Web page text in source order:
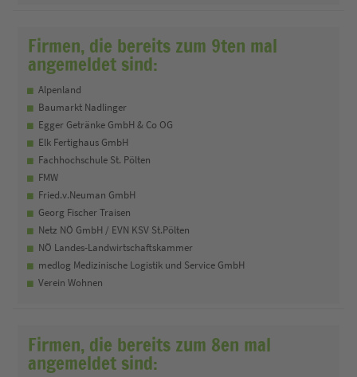
Firmen, die bereits zum 9ten mal
angemeldet sind:
Alpenland
Baumarkt Nadlinger
Egger Getränke GmbH & Co OG
Elk Fertighaus GmbH
Fachhochschule St. Pölten
FMW
Fried.v.Neuman GmbH
Georg Fischer Traisen
Netz NÖ GmbH / EVN KSV St.Pölten
NÖ Landes-Landwirtschaftskammer
medlog Medizinische Logistik und Service GmbH
Verein Wohnen
Firmen, die bereits zum 8en mal
angemeldet sind: